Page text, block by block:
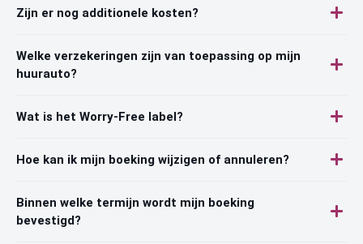
Zijn er nog additionele kosten?
Welke verzekeringen zijn van toepassing op mijn
huurauto?
Wat is het Worry-Free label?
Hoe kan ik mijn boeking wijzigen of annuleren?
Binnen welke termijn wordt mijn boeking
bevestigd?